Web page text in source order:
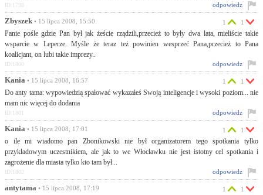
odpowiedz
ID:1798
Zbyszek • 15 lipca 2008, 15:50
Panie pośle gdzie Pan był jak żeście rządzili,przecież to były dwa lata, mieliście takie
wsparcie w Leperze. Myśle że teraz też powinien wesprzeć Pana,przecież to Pana
koalicjant, on lubi takie imprezy..
1 1
odpowiedz
ID:1800
Kania • 15 lipca 2008, 16:57
Do anty tama: wypowiedzią spałować wykazałeś Swoją inteligencje i wysoki poziom... nie
mam nic więcej do dodania
1 1
odpowiedz
ID:1801
Kania • 15 lipca 2008, 17:01
o ile mi wiadomo pan Zbonikowski nie był organizatorem tego spotkania tylko
przykładowym uczestnikiem, ale jak to we Włocławku nie jest istotny cel spotkania i
zagrożenie dla miasta tylko kto tam był...
1 1
odpowiedz
ID:1802
antytama • 15 lipca 2008, 17:19 1 1